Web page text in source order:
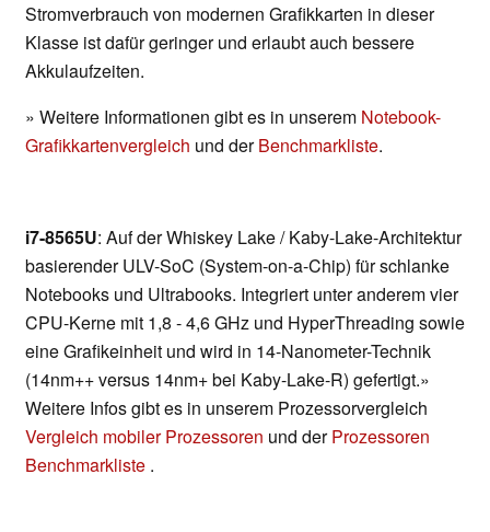
Stromverbrauch von modernen Grafikkarten in dieser
Klasse ist dafür geringer und erlaubt auch bessere
Akkulaufzeiten.
» Weitere Informationen gibt es in unserem Notebook-
Grafikkartenvergleich und derBenchmarkliste.
i7-8565U: Auf der Whiskey Lake / Kaby-Lake-Architektur
basierender ULV-SoC (System-on-a-Chip) für schlanke
Notebooks und Ultrabooks. Integriert unter anderem vier
CPU-Kerne mit 1,8 - 4,6 GHz und HyperThreading sowie
eine Grafikeinheit und wird in 14-Nanometer-Technik
(14nm++ versus 14nm+ bei Kaby-Lake-R) gefertigt.»
Weitere Infos gibt es in unserem Prozessorvergleich
Vergleich mobiler Prozessoren und derProzessoren
Benchmarkliste .